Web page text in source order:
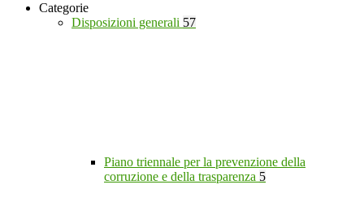
Categorie
Disposizioni generali 57
Piano triennale per la prevenzione della
corruzione e della trasparenza 5